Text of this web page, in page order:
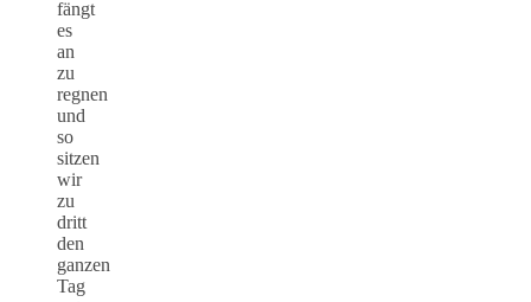
fängt
es
an
zu
regnen
und
so
sitzen
wir
zu
dritt
den
ganzen
Tag